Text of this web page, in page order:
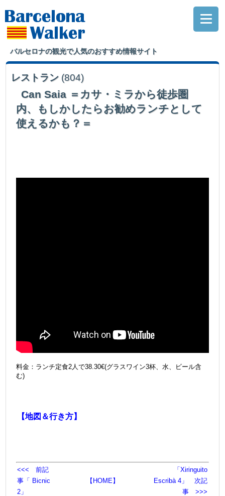
バルセロナの観光で人気のおすすめ情報サイト
レストラン (804)
Can Saia ＝カサ・ミラから徒歩圏
内、もしかしたらお勧めランチとして
使えるかも？＝
料金：ランチ定食2人で38.30€(グラスワイン3杯、水、ビール含
む)
【地図＆行き方】
<<< 前記
事「 Bicnic
2」
【HOME】
「Xiringuito
Escribà 4」 次記
事 >>>